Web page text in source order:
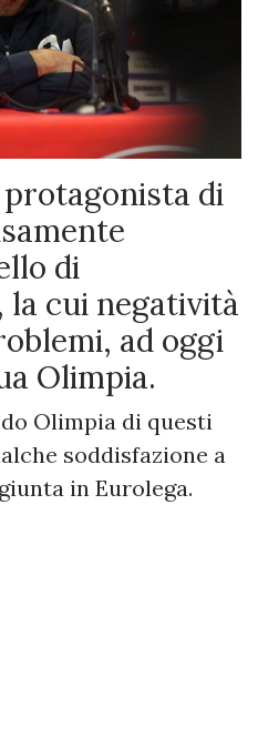
di
di
la cui negatività
ad oggi
Olimpia.
Olimpia di questi
soddisfazione a
in Eurolega.